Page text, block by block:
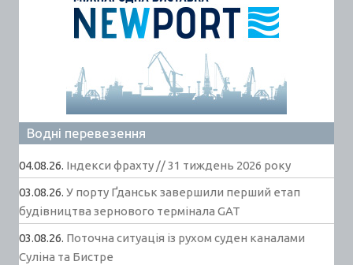
Водні перевезення
04.08.26. Індекси фрахту // 31 тиждень 2026 року
03.08.26. У порту Ґданськ завершили перший етап
будівництва зернового термінала GAT
03.08.26. Поточна ситуація із рухом суден каналами
Суліна та Бистре